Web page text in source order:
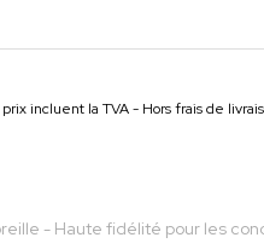
incluent la TVA - Hors frais de
- Haute fidélité pour les